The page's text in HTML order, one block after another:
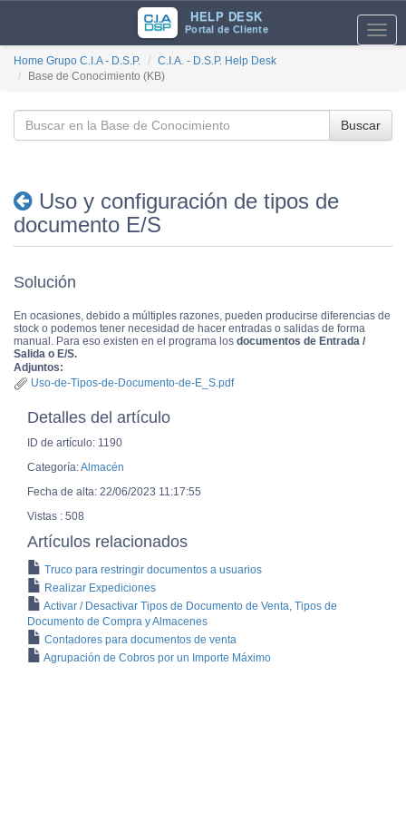
HELP DESK
Portal de Cliente
Home Grupo C.I.A - D.S.P.
C.I.A. - D.S.P. Help Desk
Base de Conocimiento (KB)
Buscar
Uso y configuración de tipos de
documento E/S
Solución
En ocasiones, debido a múltiples razones, pueden producirse diferencias de
stock o podemos tener necesidad de hacer entradas o salidas de forma
manual. Para eso existen en el programa los documentos de Entrada /
Salida o E/S.
Adjuntos:
Uso-de-Tipos-de-Documento-de-E_S.pdf
Detalles del artículo
ID de artículo: 1190
Categoría:Almacén
Fecha de alta: 22/06/2023 11:17:55
Vistas : 508
Artículos relacionados
Truco para restringir documentos a usuarios
Realizar Expediciones
Activar / Desactivar Tipos de Documento de Venta, Tipos de
Documento de Compra y Almacenes
Contadores para documentos de venta
Agrupación de Cobros por un Importe Máximo